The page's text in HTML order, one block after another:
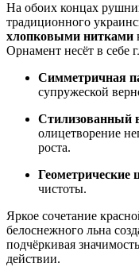
На обоих концах
традиционного
хлопковыми нитками
Орнамент несёт в себе
Симметричная
супружеской
Стилизованный
олицетворение
роста.
Геометрические
чистоты.
Яркое сочетание
белоснежного льна
подчёркивая
действии.